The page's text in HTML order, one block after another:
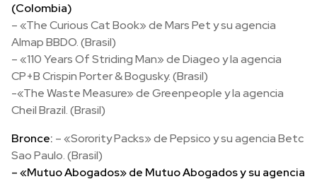
(Colombia)
– «The Curious Cat Book» de Mars Pet y su agencia
Almap BBDO. (Brasil)
– «110 Years Of Striding Man» de Diageo y la agencia
CP+B Crispin Porter & Bogusky. (Brasil)
-«The Waste Measure» de Greenpeople y la agencia
Cheil Brazil. (Brasil)
Bronce: – «Sorority Packs» de Pepsico y su agencia Betc
Sao Paulo. (Brasil)
– «Mutuo Abogados» de Mutuo Abogados y su agencia